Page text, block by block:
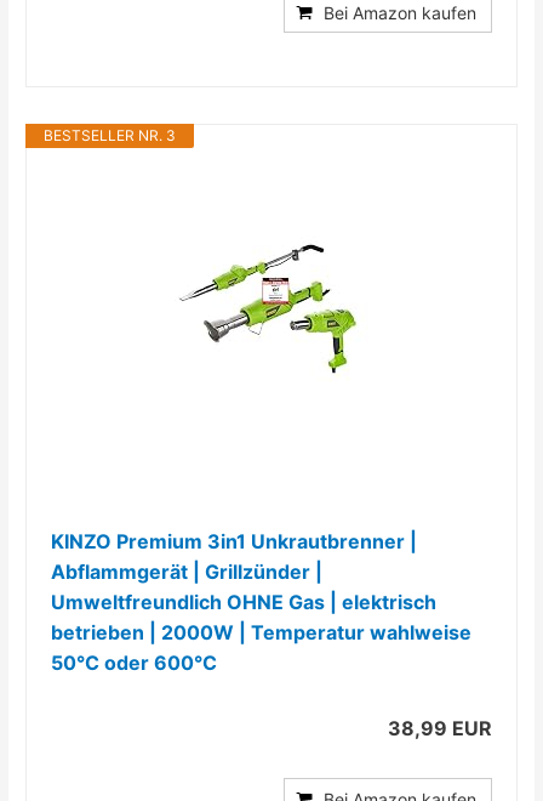
Bei Amazon kaufen
BESTSELLER NR. 3
KINZO Premium 3in1 Unkrautbrenner |
Abflammgerät | Grillzünder |
Umweltfreundlich OHNE Gas | elektrisch
betrieben | 2000W | Temperatur wahlweise
50°C oder 600°C
38,99 EUR